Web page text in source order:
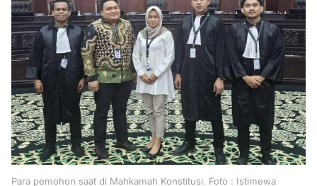
Para pemohon saat di Mahkamah Konstitusi. Foto : Istimewa